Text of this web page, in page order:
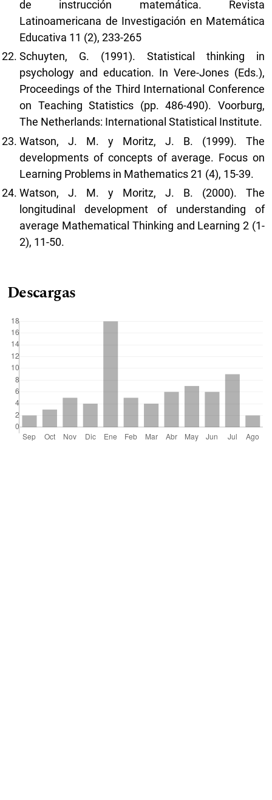
de instrucción matemática. Revista
Latinoamericana de Investigación en Matemática
Educativa 11 (2), 233-265
Schuyten, G. (1991). Statistical thinking in
psychology and education. In Vere-Jones (Eds.),
Proceedings of the Third International Conference
on Teaching Statistics (pp. 486-490). Voorburg,
The Netherlands: International Statistical Institute.
Watson, J. M. y Moritz, J. B. (1999). The
developments of concepts of average. Focus on
Learning Problems in Mathematics 21 (4), 15-39.
Watson, J. M. y Moritz, J. B. (2000). The
longitudinal development of understanding of
average Mathematical Thinking and Learning 2 (1-
2), 11-50.
Descargas